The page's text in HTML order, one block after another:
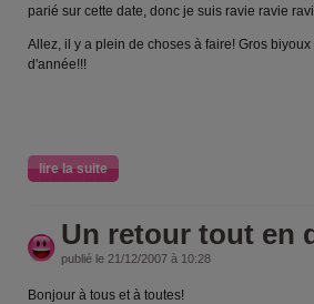
parié sur cette date, donc je suis ravie ravie
Allez, il y a plein de choses à faire! Gros
d'année!!!
lire la suite
Un retour tout en
publié le 21/12/2007 à 10:28
Bonjour à tous et à toutes!